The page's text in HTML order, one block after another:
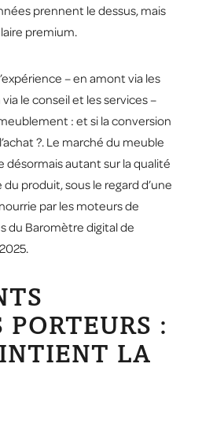
prennent le dessus, mais
premium.
– en amont via les
le conseil et les services –
: et si la conversion
?. Le marché du meuble
désormais autant sur la qualité
produit, sous le regard d’une
par les moteurs de
du Baromètre digital de
.
PORTEURS :
LA